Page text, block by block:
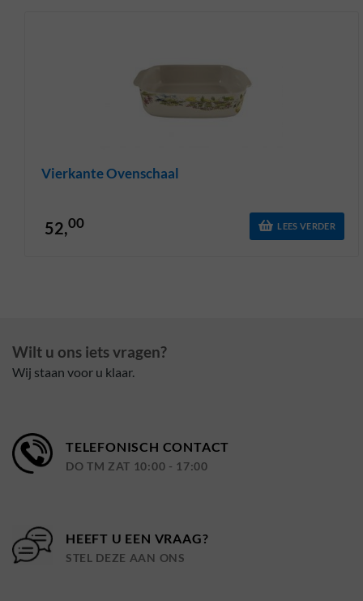
Vierkante Ovenschaal
52,00 LEES VERDER
Wilt u ons iets vragen?
Wij staan voor u klaar.
TELEFONISCH CONTACT
DO TM ZAT 10:00 - 17:00
HEEFT U EEN VRAAG?
STEL DEZE AAN ONS